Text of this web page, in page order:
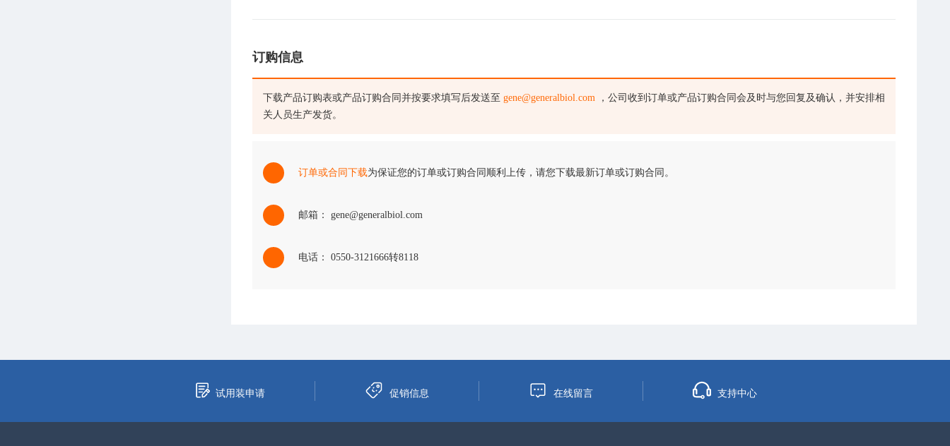
订购信息
下载产品订购表或产品订购合同并按要求填写后发送至 gene@generalbiol.com ，公司收到订单或产品订购合同会及时与您回复及确认，并安排相
关人员生产发货。
订单或合同下载为保证您的订单或订购合同顺利上传，请您下载最新订单或订购合同。
邮箱： gene@generalbiol.com
电话： 0550-3121666转8118
试用装申请 促销信息 在线留言 支持中心